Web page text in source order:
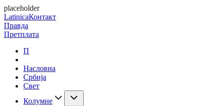
placeholder
LatinicaКонтакт
Правда
Претплата
П
Насловна
Србија
Свет
Колумне